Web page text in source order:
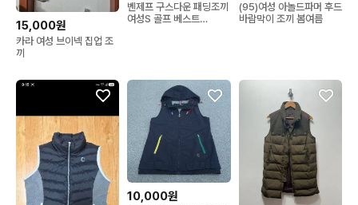
15,000원
카라 여성 브이넥 집업 조
끼
벤제프 구스다운 패딩조끼
여성S 골프 베스트
(95)여성 아놀드파머 후드
바람막이 조끼 봄여름
10,000원